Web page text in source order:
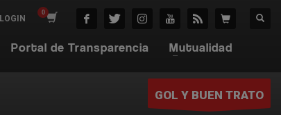
LOGIN
Portal de Transparencia
Mutualidad
GOL Y BUEN TRATO